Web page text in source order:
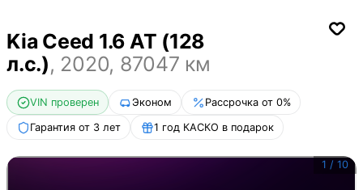
Kia Ceed 1.6 AT (128
л.с.), 2020, 87047 км
VIN проверен Эконом Рассрочка от 0%
Гарантия от 3 лет 1 год КАСКО в подарок
1 / 10